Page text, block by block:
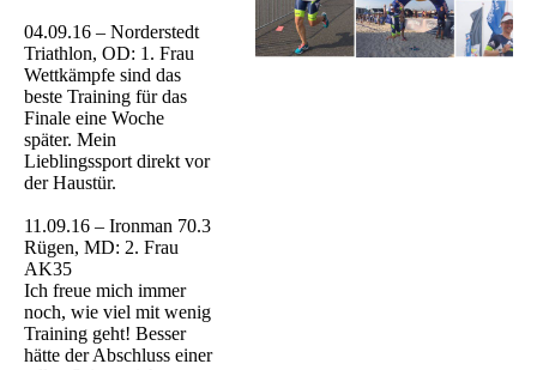
04.09.16 – Norderstedt
Triathlon, OD: 1. Frau
Wettkämpfe sind das
beste Training für das
Finale eine Woche
später. Mein
Lieblingssport direkt vor
der Haustür.
11.09.16 – Ironman 70.3
Rügen, MD: 2. Frau
AK35
Ich freue mich immer
noch, wie viel mit wenig
Training geht! Besser
hätte der Abschluss einer